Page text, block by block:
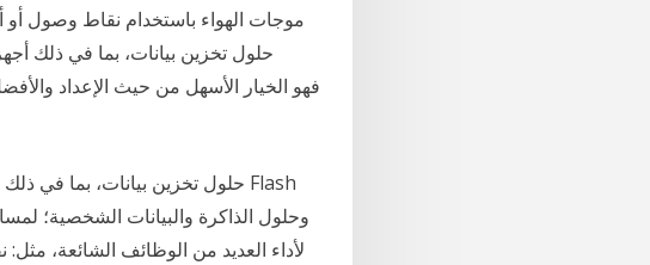
ﻣﻮﺟﺎﺕ ﺍﻟﻬﻮﺍء ﺑﺎﺳﺘﺨﺪﺍﻡ ﻧﻘﺎﻁ ﻭﺻﻮﻝ